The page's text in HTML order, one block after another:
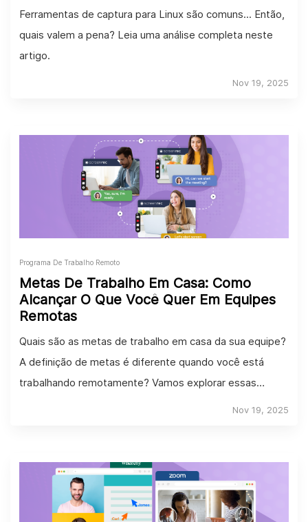
Ferramentas de captura para Linux são comuns... Então,
quais valem a pena? Leia uma análise completa neste
artigo.
Nov 19, 2025
Programa De Trabalho Remoto
Metas De Trabalho Em Casa: Como
Alcançar O Que Você Quer Em Equipes
Remotas
Quais são as metas de trabalho em casa da sua equipe?
A definição de metas é diferente quando você está
trabalhando remotamente? Vamos explorar essas
Nov 19, 2025